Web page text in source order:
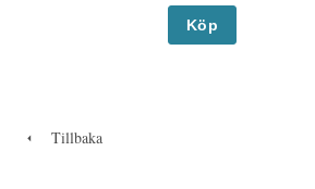
Köp
Tillbaka